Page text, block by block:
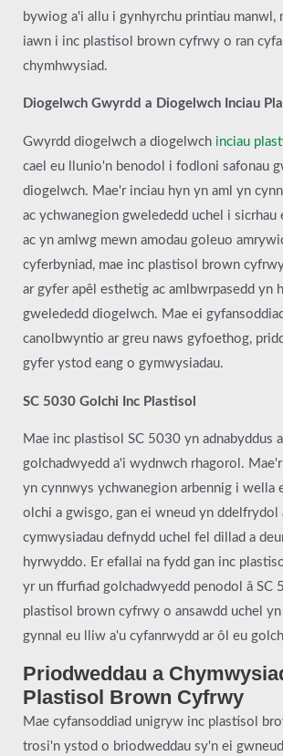
bywiog a'i allu i gynhyrchu printiau manwl,
iawn i inc plastisol brown cyfrwy o ran
chymhwysiad.
Diogelwch Gwyrdd a Diogelwch Inciau
Gwyrdd diogelwch a diogelwch inciau
cael eu llunio'n benodol i fodloni safonau
diogelwch. Mae'r inciau hyn yn aml yn
ac ychwanegion gwelededd uchel i sicrhau
ac yn amlwg mewn amodau goleuo
cyferbyniad, mae inc plastisol brown
ar gyfer apêl esthetig ac amlbwrpasedd yn
gwelededd diogelwch. Mae ei
canolbwyntio ar greu naws gyfoethog,
gyfer ystod eang o gymwysiadau.
SC 5030 Golchi Inc Plastisol
Mae inc plastisol SC 5030 yn adnabyddus
golchadwyedd a'i wydnwch rhagorol.
yn cynnwys ychwanegion arbennig i wella
olchi a gwisgo, gan ei wneud yn ddelfrydol
cymwysiadau defnydd uchel fel dillad a
hyrwyddo. Er efallai na fydd gan inc
yr un ffurfiad golchadwyedd penodol â SC
plastisol brown cyfrwy o ansawdd uchel
gynnal eu lliw a'u cyfanrwydd ar ôl eu
Priodweddau a
Plastisol Brown Cyfrwy
Mae cyfansoddiad unigryw inc plastisol
trosi'n ystod o briodweddau sy'n ei